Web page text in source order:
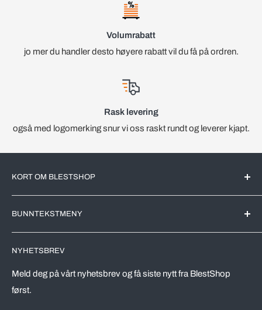
Volumrabatt
jo mer du handler desto høyere rabatt vil du få på ordren.
Rask levering
også med logomerking snur vi oss raskt rundt og leverer kjapt.
KORT OM BLESTSHOP
det Norske markedet. All videreforedling av produktene blir
utført av markedsledende produsenter her i Norge.
Vi driver en effektivt nettbutikk, riktig utvalg av varer,
automatiserer prosesser og kutter kostnader. Dette skal
komme våre kunder tilgode, både drop-in kunder og ikke
BUNNTEKSTMENY
Leveringstid
Vareprøver
Retur av varer
NYHETSBREV
Meld deg på vårt nyhetsbrev og få siste nytt fra BlestShop
først.